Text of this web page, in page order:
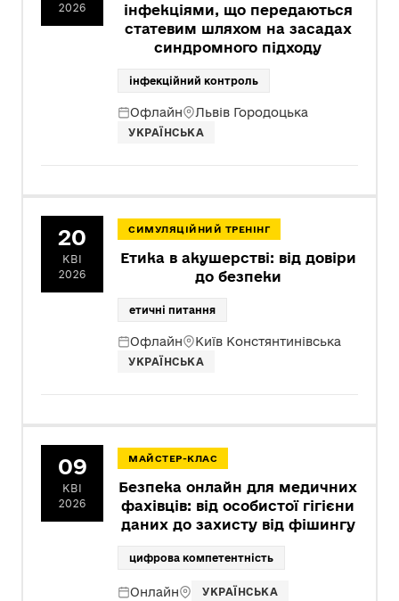
2026
інфекціями, що передаються
статевим шляхом на засадах
синдромного підходу
інфекційний контроль
Офлайн Львів Городоцька
УКРАЇНСЬКА
20
КВІ
2026
СИМУЛЯЦІЙНИЙ ТРЕНІНГ
Етика в акушерстві: від довіри
до безпеки
етичні питання
Офлайн Київ Констянтинівська
УКРАЇНСЬКА
09
КВІ
2026
МАЙСТЕР-КЛАС
Безпека онлайн для медичних
фахівців: від особистої гігієни
даних до захисту від фішингу
цифрова компетентність
Онлайн УКРАЇНСЬКА